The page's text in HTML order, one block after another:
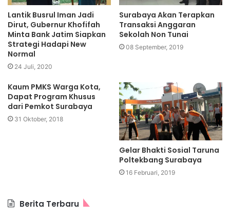
Lantik Busrul Iman Jadi
Dirut, Gubernur Khofifah
Minta Bank Jatim Siapkan
Strategi Hadapi New
Normal
24 Juli, 2020
Surabaya Akan Terapkan
Transaksi Anggaran
Sekolah Non Tunai
08 September, 2019
Kaum PMKS Warga Kota,
Dapat Program Khusus
dari Pemkot Surabaya
31 Oktober, 2018
Gelar Bhakti Sosial Taruna
Poltekbang Surabaya
16 Februari, 2019
Berita Terbaru